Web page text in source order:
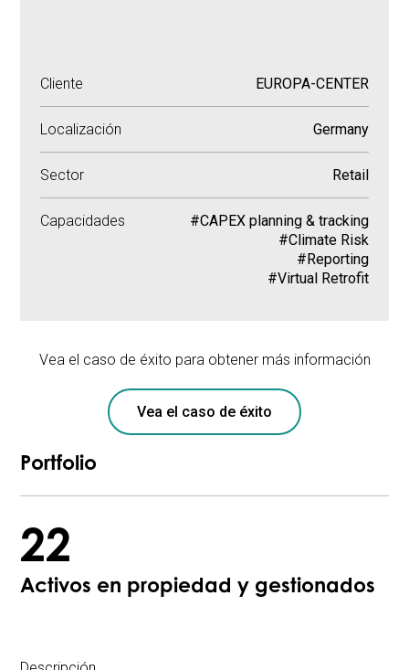
Cliente EUROPA-CENTER
Localización Germany
Sector Retail
Capacidades
#CAPEX planning & tracking
#Climate Risk
#Reporting
#Virtual Retrofit
Vea el caso de éxito para obtener más información
Vea el caso de éxito
Portfolio
22
Activos en propiedad y gestionados